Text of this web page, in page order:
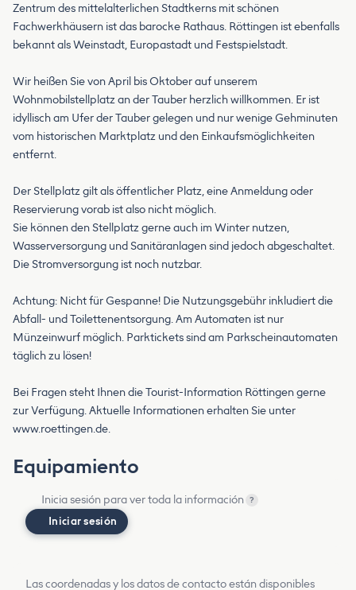
Zentrum des mittelalterlichen Stadtkerns mit schönen
Fachwerkhäusern ist das barocke Rathaus. Röttingen ist ebenfalls
bekannt als Weinstadt, Europastadt und Festspielstadt.
Wir heißen Sie von April bis Oktober auf unserem
Wohnmobilstellplatz an der Tauber herzlich willkommen. Er ist
idyllisch am Ufer der Tauber gelegen und nur wenige Gehminuten
vom historischen Marktplatz und den Einkaufsmöglichkeiten
entfernt.
Der Stellplatz gilt als öffentlicher Platz, eine Anmeldung oder
Reservierung vorab ist also nicht möglich.
Sie können den Stellplatz gerne auch im Winter nutzen,
Wasserversorgung und Sanitäranlagen sind jedoch abgeschaltet.
Die Stromversorgung ist noch nutzbar.
Achtung: Nicht für Gespanne! Die Nutzungsgebühr inkludiert die
Abfall- und Toilettenentsorgung. Am Automaten ist nur
Münzeinwurf möglich. Parktickets sind am Parkscheinautomaten
täglich zu lösen!
Bei Fragen steht Ihnen die Tourist-Information Röttingen gerne
zur Verfügung. Aktuelle Informationen erhalten Sie unter
www.roettingen.de.
Equipamiento
Inicia sesión para ver toda la información ?
Iniciar sesión
Las coordenadas y los datos de contacto están disponibles